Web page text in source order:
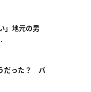
」地元の男
だった？ バ